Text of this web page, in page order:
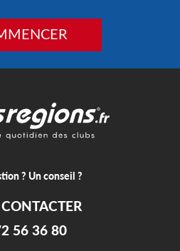
? Un conseil ?
56 36 80